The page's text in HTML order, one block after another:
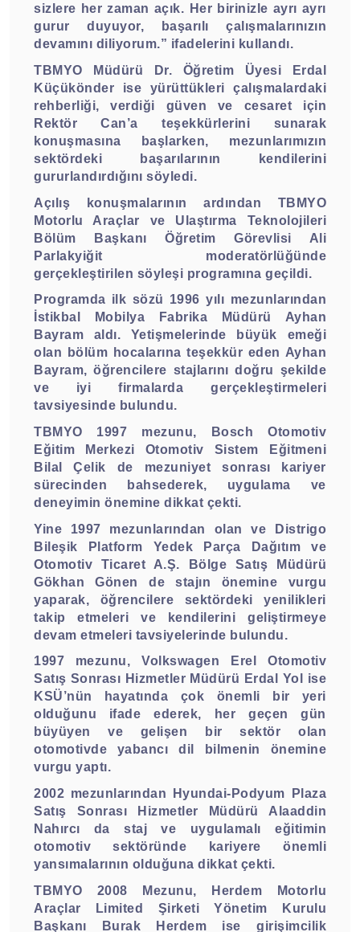
sizlere her zaman açık. Her birinizle ayrı ayrı
gurur duyuyor, başarılı çalışmalarınızın
devamını diliyorum.” ifadelerini kullandı.
TBMYO Müdürü Dr. Öğretim Üyesi Erdal
Küçükönder ise yürüttükleri çalışmalardaki
rehberliği, verdiği güven ve cesaret için
Rektör Can’a teşekkürlerini sunarak
konuşmasına başlarken, mezunlarımızın
sektördeki başarılarının kendilerini
gururlandırdığını söyledi.
Açılış konuşmalarının ardından TBMYO
Motorlu Araçlar ve Ulaştırma Teknolojileri
Bölüm Başkanı Öğretim Görevlisi Ali
Parlakyiğit moderatörlüğünde
gerçekleştirilen söyleşi programına geçildi.
Programda ilk sözü 1996 yılı mezunlarından
İstikbal Mobilya Fabrika Müdürü Ayhan
Bayram aldı. Yetişmelerinde büyük emeği
olan bölüm hocalarına teşekkür eden Ayhan
Bayram, öğrencilere stajlarını doğru şekilde
ve iyi firmalarda gerçekleştirmeleri
tavsiyesinde bulundu.
TBMYO 1997 mezunu, Bosch Otomotiv
Eğitim Merkezi Otomotiv Sistem Eğitmeni
Bilal Çelik de mezuniyet sonrası kariyer
sürecinden bahsederek, uygulama ve
deneyimin önemine dikkat çekti.
Yine 1997 mezunlarından olan ve Distrigo
Bileşik Platform Yedek Parça Dağıtım ve
Otomotiv Ticaret A.Ş. Bölge Satış Müdürü
Gökhan Gönen de stajın önemine vurgu
yaparak, öğrencilere sektördeki yenilikleri
takip etmeleri ve kendilerini geliştirmeye
devam etmeleri tavsiyelerinde bulundu.
1997 mezunu, Volkswagen Erel Otomotiv
Satış Sonrası Hizmetler Müdürü Erdal Yol ise
KSÜ’nün hayatında çok önemli bir yeri
olduğunu ifade ederek, her geçen gün
büyüyen ve gelişen bir sektör olan
otomotivde yabancı dil bilmenin önemine
vurgu yaptı.
2002 mezunlarından Hyundai-Podyum Plaza
Satış Sonrası Hizmetler Müdürü Alaaddin
Nahırcı da staj ve uygulamalı eğitimin
otomotiv sektöründe kariyere önemli
yansımalarının olduğuna dikkat çekti.
TBMYO 2008 Mezunu, Herdem Motorlu
Araçlar Limited Şirketi Yönetim Kurulu
Başkanı Burak Herdem ise girişimcilik